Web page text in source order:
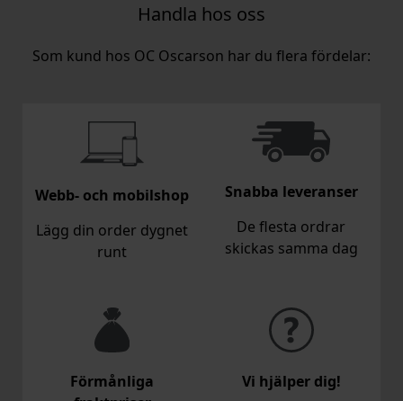
Handla hos oss
Som kund hos OC Oscarson har du flera fördelar:
Webb- och mobilshop
Lägg din order dygnet
runt
Snabba leveranser
De flesta ordrar
skickas samma dag
Förmånliga
Vi hjälper dig!